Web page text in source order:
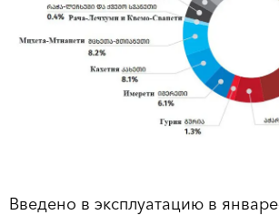
Введено в эксплуатацию в